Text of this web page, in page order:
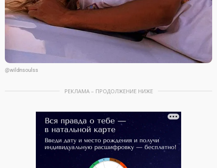
@wildnsoulss
РЕКЛАМА – ПРОДОЛЖЕНИЕ НИЖЕ